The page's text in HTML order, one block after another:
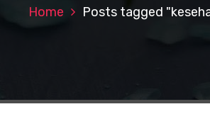
Home Posts tagged